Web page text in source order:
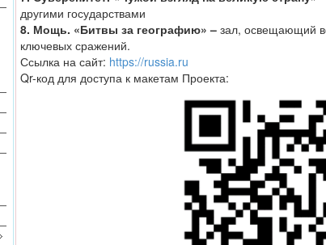
другими государствами
8. Мощь. «Битвы за географию» – зал, освещающий
ключевых сражений.
Ссылка на сайт: https://russia.ru
Qr-код для доступа к макетам Проекта: